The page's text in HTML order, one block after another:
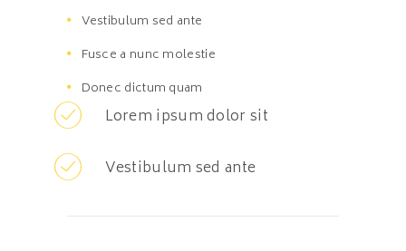
Vestibulum sed ante
Fusce a nunc molestie
Donec dictum quam
Lorem ipsum dolor sit
Vestibulum sed ante